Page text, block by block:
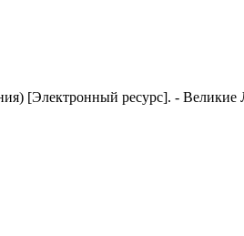
[Электронный ресурс]. -